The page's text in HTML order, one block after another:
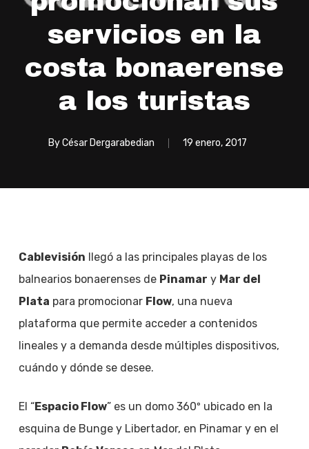
servicios en la
costa bonaerense
a los turistas
ByCésar Dergarabedian 19 enero, 2017
Cablevisión llegó a las principales playas de los
balnearios bonaerenses de Pinamar y Mar del
Plata para promocionar Flow, una nueva
plataforma que permite acceder a contenidos
lineales y a demanda desde múltiples dispositivos,
cuándo y dónde se desee.
El “Espacio Flow” es un domo 360º ubicado en la
esquina de Bunge y Libertador, en Pinamar y en el